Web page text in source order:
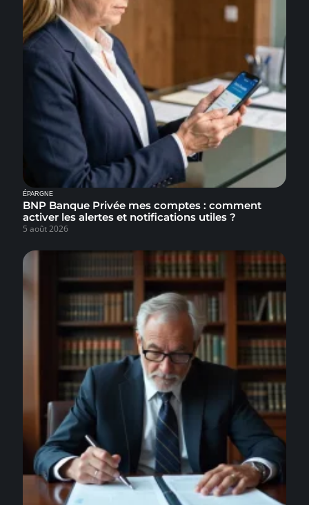
ÉPARGNE
BNP Banque Privée mes comptes : comment
activer les alertes et notifications utiles ?
5 août 2026